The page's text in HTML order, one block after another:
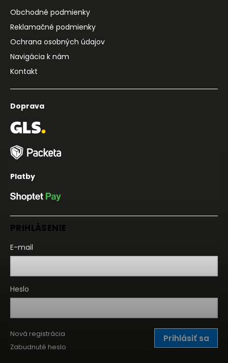
Obchodné podmienky
Reklamačné podmienky
Ochrana osobných údajov
Navigácia k nám
Kontakt
Doprava
Platby
PRIHLÁSENIE
E-mail
Heslo
Prihlásiť sa
Nová registrácia
Zabudnuté heslo